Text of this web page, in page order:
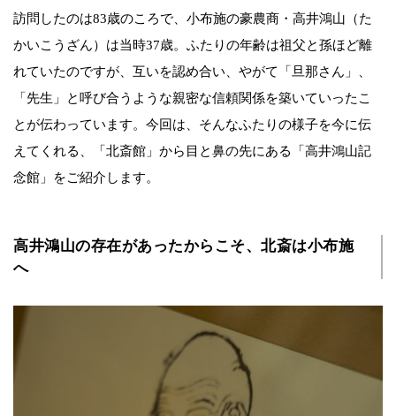
訪問したのは83歳のころで、小布施の豪農商・高井鴻山（た
かいこうざん）は当時37歳。ふたりの年齢は祖父と孫ほど離
れていたのですが、互いを認め合い、やがて「旦那さん」、
「先生」と呼び合うような親密な信頼関係を築いていったこ
とが伝わっています。今回は、そんなふたりの様子を今に伝
えてくれる、「北斎館」から目と鼻の先にある「高井鴻山記
念館」をご紹介します。
高井鴻山の存在があったからこそ、北斎は小布施
へ